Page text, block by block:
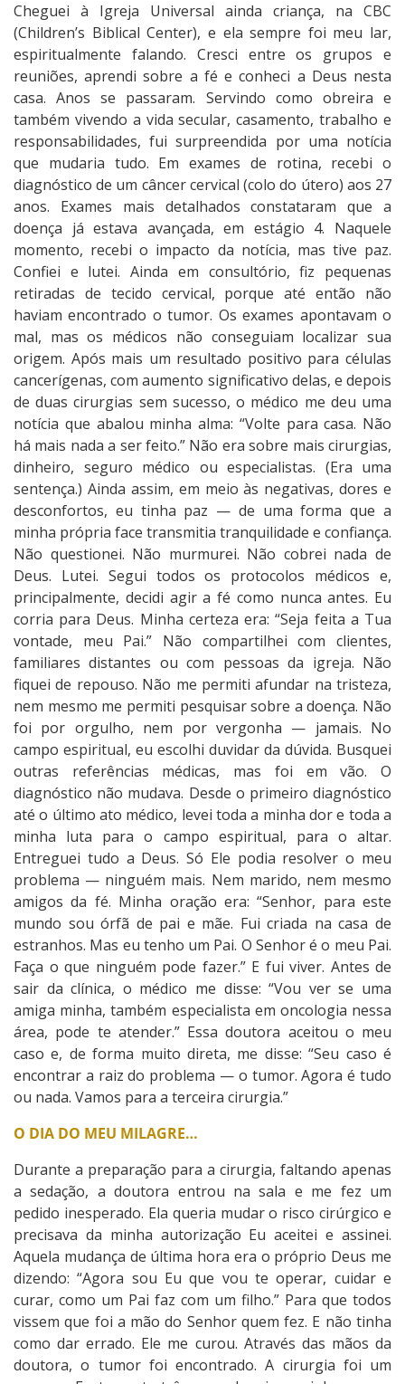
Cheguei à Igreja Universal ainda criança, na CBC
(Children’s Biblical Center), e ela sempre foi meu lar,
espiritualmente falando. Cresci entre os grupos e
reuniões, aprendi sobre a fé e conheci a Deus nesta
casa. Anos se passaram. Servindo como obreira e
também vivendo a vida secular, casamento, trabalho e
responsabilidades, fui surpreendida por uma notícia
que mudaria tudo. Em exames de rotina, recebi o
diagnóstico de um câncer cervical (colo do útero) aos 27
anos. Exames mais detalhados constataram que a
doença já estava avançada, em estágio 4. Naquele
momento, recebi o impacto da notícia, mas tive paz.
Confiei e lutei. Ainda em consultório, fiz pequenas
retiradas de tecido cervical, porque até então não
haviam encontrado o tumor. Os exames apontavam o
mal, mas os médicos não conseguiam localizar sua
origem. Após mais um resultado positivo para células
cancerígenas, com aumento significativo delas, e depois
de duas cirurgias sem sucesso, o médico me deu uma
notícia que abalou minha alma: “Volte para casa. Não
há mais nada a ser feito.” Não era sobre mais cirurgias,
dinheiro, seguro médico ou especialistas. (Era uma
sentença.) Ainda assim, em meio às negativas, dores e
desconfortos, eu tinha paz — de uma forma que a
minha própria face transmitia tranquilidade e confiança.
Não questionei. Não murmurei. Não cobrei nada de
Deus. Lutei. Segui todos os protocolos médicos e,
principalmente, decidi agir a fé como nunca antes. Eu
corria para Deus. Minha certeza era: “Seja feita a Tua
vontade, meu Pai.” Não compartilhei com clientes,
familiares distantes ou com pessoas da igreja. Não
fiquei de repouso. Não me permiti afundar na tristeza,
nem mesmo me permiti pesquisar sobre a doença. Não
foi por orgulho, nem por vergonha — jamais. No
campo espiritual, eu escolhi duvidar da dúvida. Busquei
outras referências médicas, mas foi em vão. O
diagnóstico não mudava. Desde o primeiro diagnóstico
até o último ato médico, levei toda a minha dor e toda a
minha luta para o campo espiritual, para o altar.
Entreguei tudo a Deus. Só Ele podia resolver o meu
problema — ninguém mais. Nem marido, nem mesmo
amigos da fé. Minha oração era: “Senhor, para este
mundo sou órfã de pai e mãe. Fui criada na casa de
estranhos. Mas eu tenho um Pai. O Senhor é o meu Pai.
Faça o que ninguém pode fazer.” E fui viver. Antes de
sair da clínica, o médico me disse: “Vou ver se uma
amiga minha, também especialista em oncologia nessa
área, pode te atender.” Essa doutora aceitou o meu
caso e, de forma muito direta, me disse: “Seu caso é
encontrar a raiz do problema — o tumor. Agora é tudo
ou nada. Vamos para a terceira cirurgia.”
O DIA DO MEU MILAGRE…
Durante a preparação para a cirurgia, faltando apenas
a sedação, a doutora entrou na sala e me fez um
pedido inesperado. Ela queria mudar o risco cirúrgico e
precisava da minha autorização Eu aceitei e assinei.
Aquela mudança de última hora era o próprio Deus me
dizendo: “Agora sou Eu que vou te operar, cuidar e
curar, como um Pai faz com um filho.” Para que todos
vissem que foi a mão do Senhor quem fez. E não tinha
como dar errado. Ele me curou. Através das mãos da
doutora, o tumor foi encontrado. A cirurgia foi um